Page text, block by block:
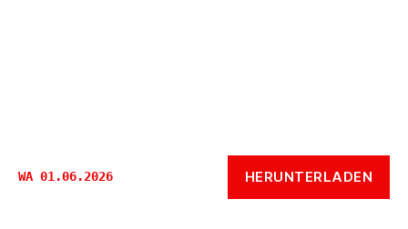
WA 01.06.2026 HERUNTERLADEN